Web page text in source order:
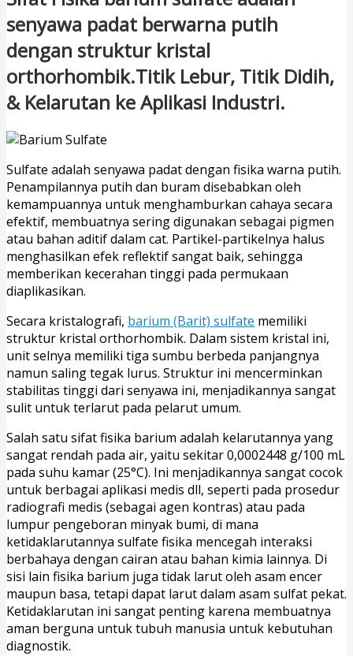
senyawa padat berwarna putih
dengan struktur kristal
orthorhombik.Titik Lebur, Titik Didih,
& Kelarutan ke Aplikasi Industri.
Sulfate adalah senyawa padat dengan fisika warna putih.
Penampilannya putih dan buram disebabkan oleh
kemampuannya untuk menghamburkan cahaya secara
efektif, membuatnya sering digunakan sebagai pigmen
atau bahan aditif dalam cat. Partikel-partikelnya halus
menghasilkan efek reflektif sangat baik, sehingga
memberikan kecerahan tinggi pada permukaan
diaplikasikan.
Secara kristalografi, barium (Barit) sulfate memiliki
struktur kristal orthorhombik. Dalam sistem kristal ini,
unit selnya memiliki tiga sumbu berbeda panjangnya
namun saling tegak lurus. Struktur ini mencerminkan
stabilitas tinggi dari senyawa ini, menjadikannya sangat
sulit untuk terlarut pada pelarut umum.
Salah satu sifat fisika barium adalah kelarutannya yang
sangat rendah pada air, yaitu sekitar 0,0002448 g/100 mL
pada suhu kamar (25°C). Ini menjadikannya sangat cocok
untuk berbagai aplikasi medis dll, seperti pada prosedur
radiografi medis (sebagai agen kontras) atau pada
lumpur pengeboran minyak bumi, di mana
ketidaklarutannya sulfate fisika mencegah interaksi
berbahaya dengan cairan atau bahan kimia lainnya. Di
sisi lain fisika barium juga tidak larut oleh asam encer
maupun basa, tetapi dapat larut dalam asam sulfat pekat.
Ketidaklarutan ini sangat penting karena membuatnya
aman berguna untuk tubuh manusia untuk kebutuhan
diagnostik.